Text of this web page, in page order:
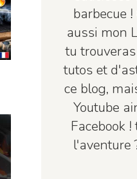
barbecue
aussi mon
tu
tutos et
ce blog,
Youtube
Facebook
l'aventure